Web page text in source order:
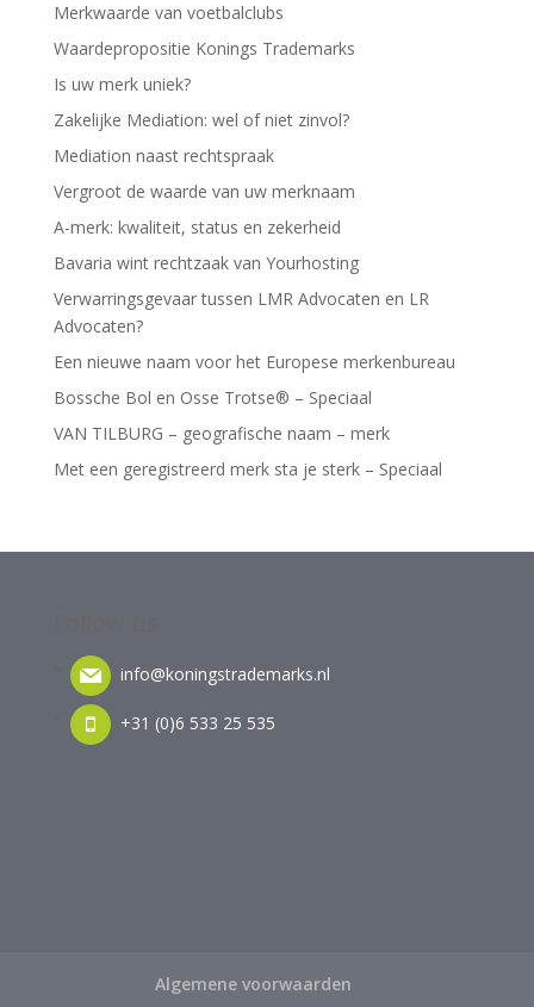
Merkwaarde van voetbalclubs
Waardepropositie Konings Trademarks
Is uw merk uniek?
Zakelijke Mediation: wel of niet zinvol?
Mediation naast rechtspraak
Vergroot de waarde van uw merknaam
A-merk: kwaliteit, status en zekerheid
Bavaria wint rechtzaak van Yourhosting
Verwarringsgevaar tussen LMR Advocaten en LR
Advocaten?
Een nieuwe naam voor het Europese merkenbureau
Bossche Bol en Osse Trotse® – Speciaal
VAN TILBURG – geografische naam – merk
Met een geregistreerd merk sta je sterk – Speciaal
info@koningstrademarks.nl
+31 (0)6 533 25 535
Algemene voorwaarden